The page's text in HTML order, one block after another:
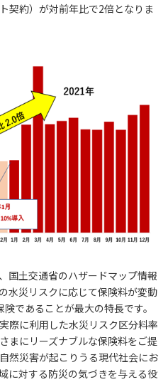
契約）が対前年比で2倍となりま
国土交通省のハザードマップ情報
水災リスクに応じて保険料が変動
であることが最大の特長です。
際に利用した水災リスク区分料率
まにリーズナブルな保険料をご提
然災害が起こりうる現代社会にお
に対する防災の気づきを与える役